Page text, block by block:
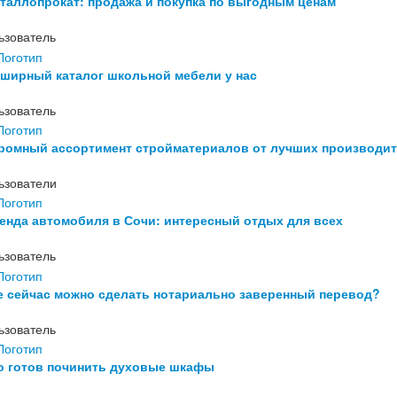
каталог школьной мебели у нас
ассортимент стройматериалов от лучших
автомобиля в Сочи: интересный отдых для всех
сейчас можно сделать нотариально заверенный перевод?
готов починить духовые шкафы